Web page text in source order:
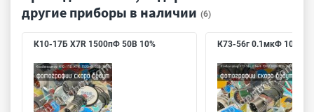
другие приборы в наличии (6)
К10-17Б X7R 1500пФ 50В 10% К73-56г 0.1мкФ 1000/